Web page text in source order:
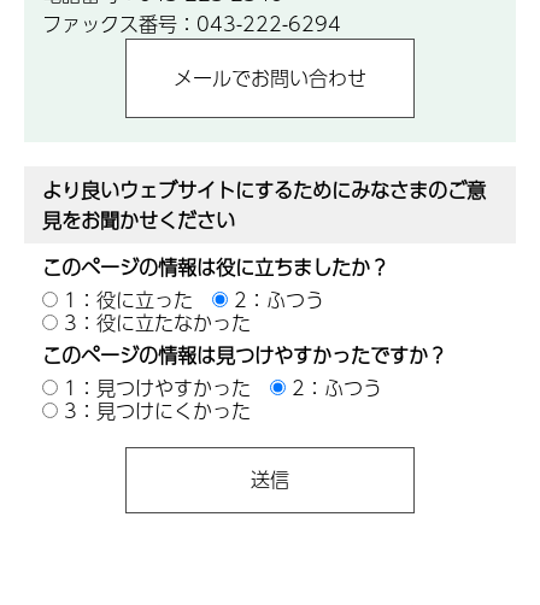
ファックス番号：043-222-6294
より良いウェブサイトにするためにみなさまのご意
見をお聞かせください
このページの情報は役に立ちましたか？
1：役に立った
2：ふつう
3：役に立たなかった
このページの情報は見つけやすかったですか？
1：見つけやすかった
2：ふつう
3：見つけにくかった